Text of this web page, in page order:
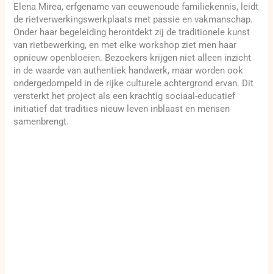
Elena Mirea, erfgename van eeuwenoude familiekennis, leidt
de rietverwerkingswerkplaats met passie en vakmanschap.
Onder haar begeleiding herontdekt zij de traditionele kunst
van rietbewerking, en met elke workshop ziet men haar
opnieuw openbloeien. Bezoekers krijgen niet alleen inzicht
in de waarde van authentiek handwerk, maar worden ook
ondergedompeld in de rijke culturele achtergrond ervan. Dit
versterkt het project als een krachtig sociaal-educatief
initiatief dat tradities nieuw leven inblaast en mensen
samenbrengt.